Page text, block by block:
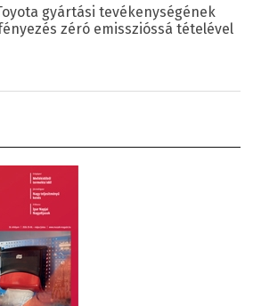
gyártási tevékenységének
zéró emisszióssá tételével